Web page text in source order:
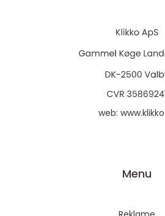
web:
Menu